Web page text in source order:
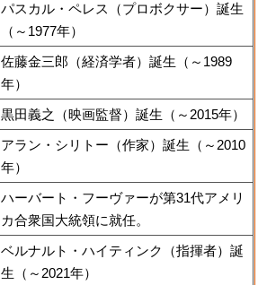
パスカル・ペレス（プロボクサー）誕生
（～1977年）
佐藤金三郎（経済学者）誕生（～1989
年）
黒田義之（映画監督）誕生（～2015年）
アラン・シリトー（作家）誕生（～2010
年）
ハーバート・フーヴァーが第31代アメリ
カ合衆国大統領に就任。
ベルナルト・ハイティンク（指揮者）誕
生（～2021年）